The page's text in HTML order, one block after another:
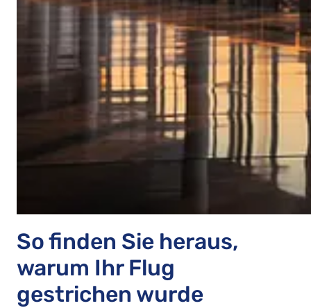
So finden Sie heraus,
warum Ihr Flug
gestrichen wurde